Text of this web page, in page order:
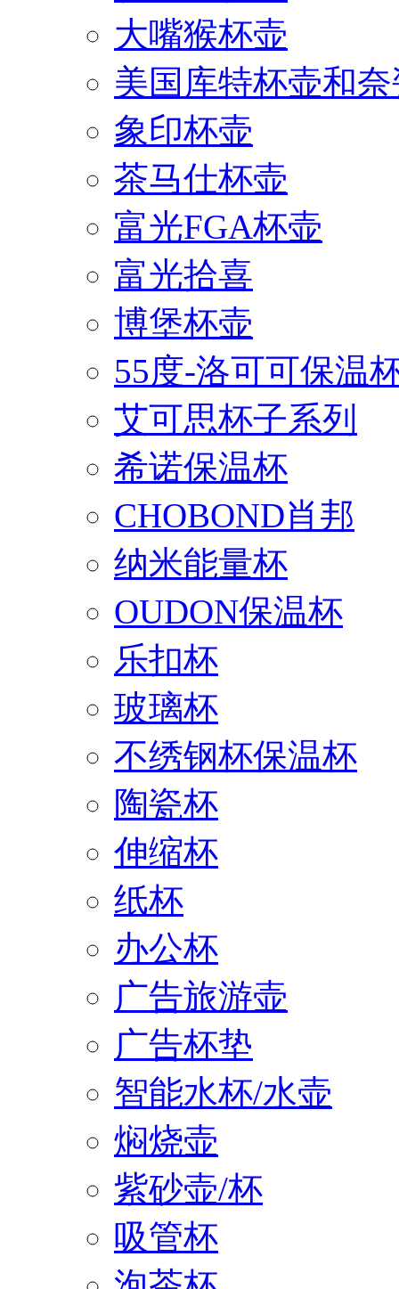
大嘴猴杯壶
美国库特杯壶和
象印杯壶
茶马仕杯壶
富光FGA杯壶
富光拾喜
博堡杯壶
55度-洛可可保温
艾可思杯子系列
希诺保温杯
CHOBOND肖邦
纳米能量杯
OUDON保温杯
乐扣杯
玻璃杯
不绣钢杯保温杯
陶瓷杯
伸缩杯
纸杯
办公杯
广告旅游壶
广告杯垫
智能水杯/水壶
焖烧壶
紫砂壶/杯
吸管杯